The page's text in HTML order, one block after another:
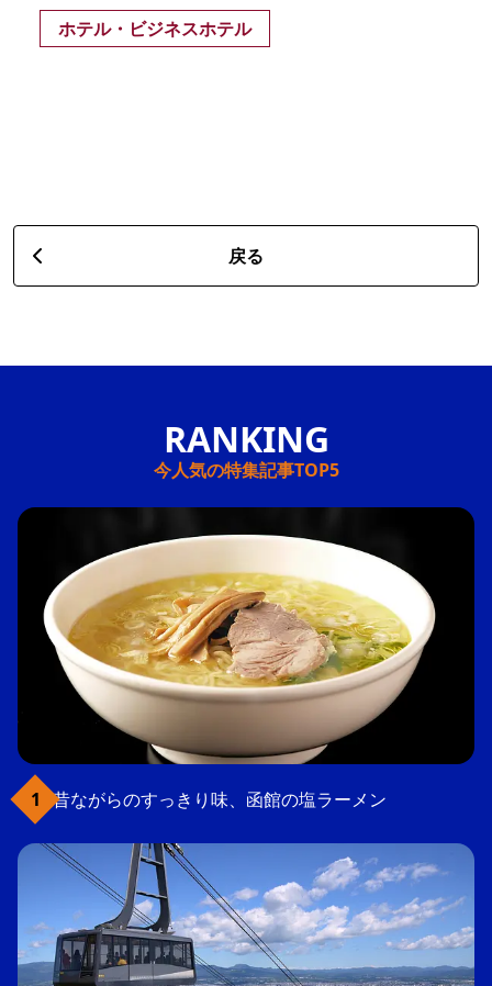
ホテル・ビジネスホテル
戻る
今人気の特集記事TOP5
昔ながらのすっきり味、函館の塩ラーメン